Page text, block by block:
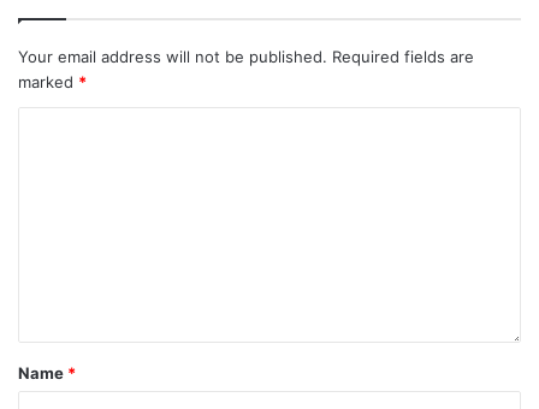
Your email address will not be published. Required fields are
marked *
Name *